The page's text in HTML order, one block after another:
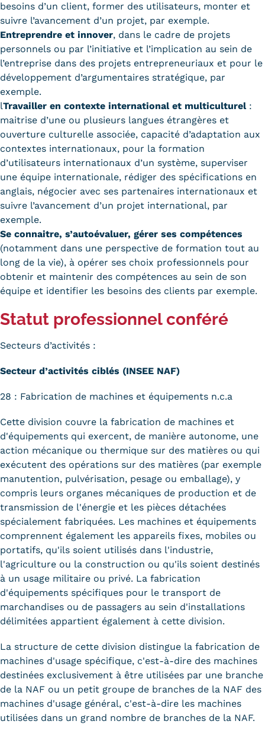
besoins d’un client, former des utilisateurs, monter et
suivre l’avancement d’un projet, par exemple.
Entreprendre et innover, dans le cadre de projets
personnels ou par l’initiative et l’implication au sein de
l’entreprise dans des projets entrepreneuriaux et pour le
développement d’argumentaires stratégique, par
exemple.
lTravailler en contexte international et multiculturel:
maitrise d’une ou plusieurs langues étrangères et
ouverture culturelle associée, capacité d’adaptation aux
contextes internationaux, pour la formation
d’utilisateurs internationaux d’un système, superviser
une équipe internationale, rédiger des spécifications en
anglais, négocier avec ses partenaires internationaux et
suivre l’avancement d’un projet international, par
exemple.
Se connaitre, s’autoévaluer, gérer ses compétences
(notamment dans une perspective de formation tout au
long de la vie), à opérer ses choix professionnels pour
obtenir et maintenir des compétences au sein de son
équipe et identifier les besoins des clients par exemple.
Statut professionnel conféré
Secteurs d’activités :
Secteur d’activités ciblés (INSEE NAF)
28 : Fabrication de machines et équipements n.c.a
Cette division couvre la fabrication de machines et
d'équipements qui exercent, de manière autonome, une
action mécanique ou thermique sur des matières ou qui
exécutent des opérations sur des matières (par exemple
manutention, pulvérisation, pesage ou emballage), y
compris leurs organes mécaniques de production et de
transmission de l'énergie et les pièces détachées
spécialement fabriquées. Les machines et équipements
comprennent également les appareils fixes, mobiles ou
portatifs, qu'ils soient utilisés dans l'industrie,
l'agriculture ou la construction ou qu'ils soient destinés
à un usage militaire ou privé. La fabrication
d'équipements spécifiques pour le transport de
marchandises ou de passagers au sein d'installations
délimitées appartient également à cette division.
La structure de cette division distingue la fabrication de
machines d'usage spécifique, c'est-à-dire des machines
destinées exclusivement à être utilisées par une branche
de la NAF ou un petit groupe de branches de la NAF des
machines d'usage général, c'est-à-dire les machines
utilisées dans un grand nombre de branches de la NAF.